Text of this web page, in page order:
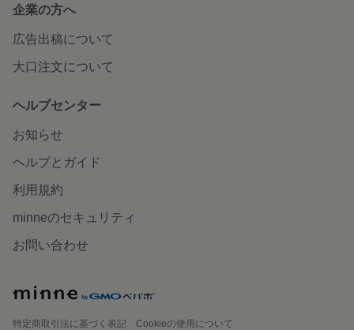
企業の方へ
広告出稿について
大口注文について
ヘルプセンター
お知らせ
ヘルプとガイド
利用規約
minneのセキュリティ
お問い合わせ
特定商取引法に基づく表記
Cookieの使用について